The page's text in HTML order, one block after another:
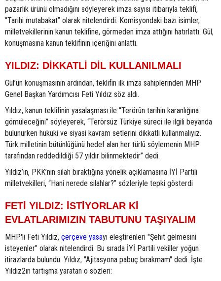
pazarlık ürünü olmadığını söyleyerek imza sayısı itibarıyla teklifi,
“Tarihi mutabakat” olarak nitelendirdi. Komisyondaki bazı isimler,
milletvekillerinin kanun teklifine, görmeden imza attığını hatırlattı. Gül,
konuşmasına kanun teklifinin içeriğini anlattı.
YILDIZ: DİKKATLİ DİL KULLANILMALI
Gül’ün konuşmasının ardından, teklifin ilk imza sahiplerinden MHP
Genel Başkan Yardımcısı Feti Yıldız söz aldı.
Yıldız, kanun teklifinin yasalaşması ile “Terörün tarihin karanlığına
gömüleceğini” söyleyerek, “Terörsüz Türkiye süreci ile ilgili beyanda
bulunurken hukuki ve siyasi kavram setlerini dikkatli kullanmalıyız.
Türk milletinin bütünlüğünü hedef alan her türlü söylemenin MHP
tarafından reddedildiği 57 yıldır bilinmektedir” dedi.
Yıldız’ın, PKK’nın silah bıraktığına yönelik açıklamasına İYİ Partili
milletvekilleri, “Hani nerede silahlar?” sözleriyle tepki gösterdi
FETİ YILDIZ: İSTİYORLAR Kİ
EVLATLARIMIZIN TABUTUNU TAŞIYALIM
MHP'li Feti Yıldız, çerçeve yasayı eleştirenleri "Şehit gelmesini
isteyenler" olarak nitelendirdi. Bu sırada İYİ Partili vekiller yoğun
itirazlarda bulundu. Yıldız, "Ajitasyona pabuç bırakmam" dedi. İşte
Yıldız2ın tartışma yaratan o sözleri: